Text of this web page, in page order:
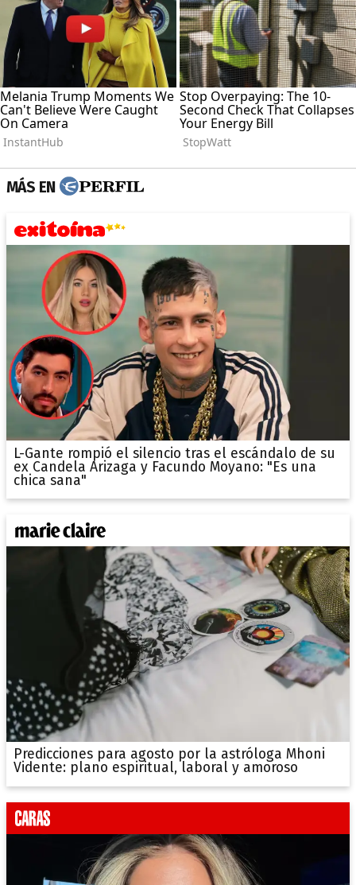
MÁS EN
L-Gante rompió el silencio tras el escándalo de su
ex Candela Arizaga y Facundo Moyano: "Es una
chica sana"
Predicciones para agosto por la astróloga Mhoni
Vidente: plano espiritual, laboral y amoroso